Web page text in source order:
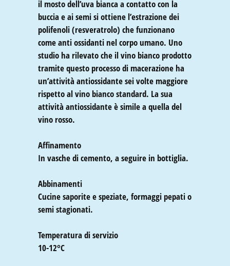
il mosto dell’uva bianca a contatto con la
buccia e ai semi si ottiene l’estrazione dei
polifenoli (resveratrolo) che funzionano
come anti ossidanti nel corpo umano. Uno
studio ha rilevato che il vino bianco prodotto
tramite questo processo di macerazione ha
un’attività antiossidante sei volte maggiore
rispetto al vino bianco standard. La sua
attività antiossidante è simile a quella del
vino rosso.
Affinamento
In vasche di cemento, a seguire in bottiglia.
Abbinamenti
Cucine saporite e speziate, formaggi pepati o
semi stagionati.
Temperatura di servizio
10-12°C